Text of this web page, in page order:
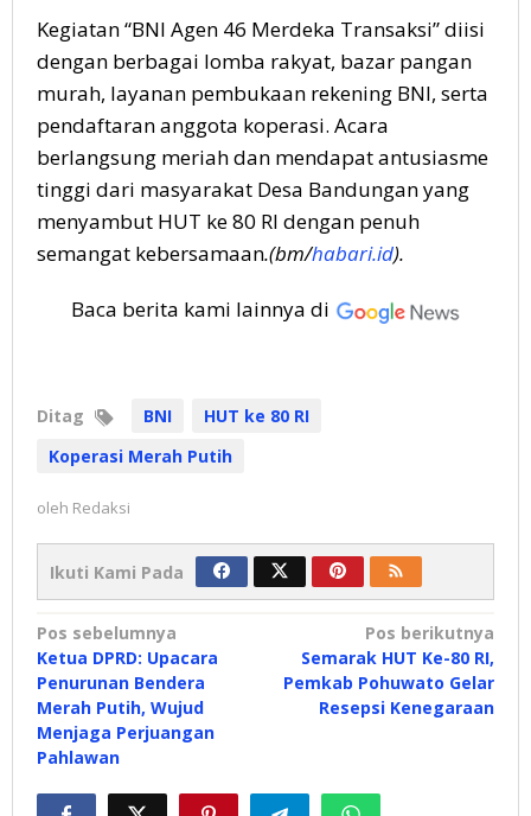
Kegiatan “BNI Agen 46 Merdeka Transaksi” diisi
dengan berbagai lomba rakyat, bazar pangan
murah, layanan pembukaan rekening BNI, serta
pendaftaran anggota koperasi. Acara
berlangsung meriah dan mendapat antusiasme
tinggi dari masyarakat Desa Bandungan yang
menyambut HUT ke 80 RI dengan penuh
semangat kebersamaan.(bm/habari.id).
Baca berita kami lainnya di
Ditag BNI
HUT ke 80 RI
Koperasi Merah Putih
oleh Redaksi
Ikuti Kami Pada
Navigasi
pos
Pos sebelumnya
Ketua DPRD: Upacara
Penurunan Bendera
Merah Putih, Wujud
Menjaga Perjuangan
Pahlawan
Pos berikutnya
Semarak HUT Ke-80 RI,
Pemkab Pohuwato Gelar
Resepsi Kenegaraan